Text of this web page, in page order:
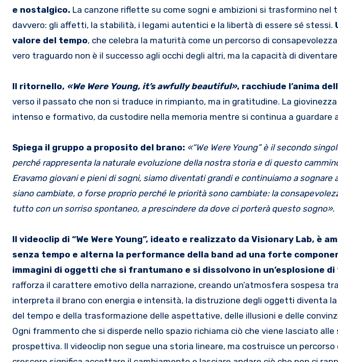
e nostalgico. La canzone riflette su come sogni e ambizioni si trasformino nel
davvero: gli affetti, la stabilità, i legami autentici e la libertà di essere sé stessi.
valore del tempo, che celebra la maturità come un percorso di
vero traguardo non è il successo agli occhi degli altri, ma la capacità di
Il ritornello, «We Were Young, it’s awfully beautiful», racchiude l’anima
verso il passato che non si traduce in rimpianto, ma in gratitudine. La
intenso e formativo, da custodire nella memoria mentre si continua a guardare
Spiega il gruppo a proposito del brano: «“We Were Young” è il secondo
perché rappresenta la naturale evoluzione della nostra storia e di questo
Eravamo giovani e pieni di sogni, siamo diventati grandi e continuiamo a
siano cambiate, o forse proprio perché le priorità sono cambiate: la
tutto con un sorriso spontaneo, a prescindere da dove ci porterà questo sogno».
Il videoclip di “We Were Young”, ideato e realizzato da Visionary Lab, è
senza tempo e alterna la performance della band ad una forte
immagini di oggetti che si frantumano e si dissolvono in un’esplosione
rafforza il carattere emotivo della narrazione, creando un’atmosfera sospesa
interpreta il brano con energia e intensità, la distruzione degli oggetti diventa
del tempo e della trasformazione delle aspettative, delle illusioni e delle
Ogni frammento che si disperde nello spazio richiama ciò che viene lasciato
prospettiva. Il videoclip non segue una storia lineare, ma costruisce un